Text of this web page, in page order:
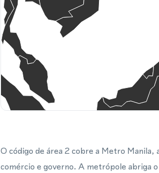
O código de área 2 cobre a Metro
comércio e governo. A metrópole abriga